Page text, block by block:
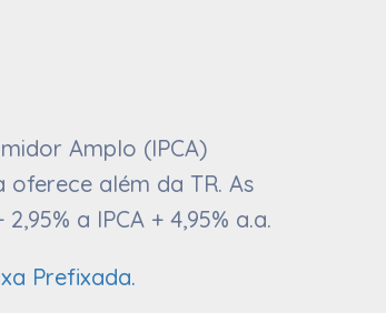
Amplo (IPCA)
além da TR. As
a IPCA + 4,95% a.a.
Prefixada.